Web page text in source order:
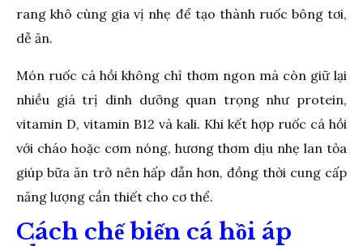
rang khô cùng gia vị nhẹ để tạo thành ruốc bông tơi,
dễ ăn.
Món ruốc cá hồi không chỉ thơm ngon mà còn giữ lại
nhiều giá trị dinh dưỡng quan trọng như protein,
vitamin D, vitamin B12 và kali. Khi kết hợp ruốc cá hồi
với cháo hoặc cơm nóng, hương thơm dịu nhẹ lan tỏa
giúp bữa ăn trở nên hấp dẫn hơn, đồng thời cung cấp
năng lượng cần thiết cho cơ thể.
Cách chế biến cá hồi áp